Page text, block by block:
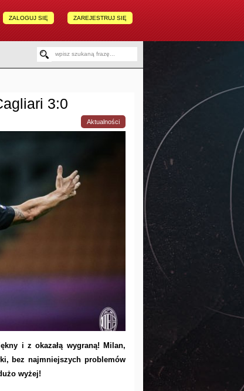
ZAREJESTRUJ SIĘ
ZALOGUJ SIĘ
3:0
Aktualności
i z okazałą wygraną! Milan,
bez najmniejszych problemów
wyżej!